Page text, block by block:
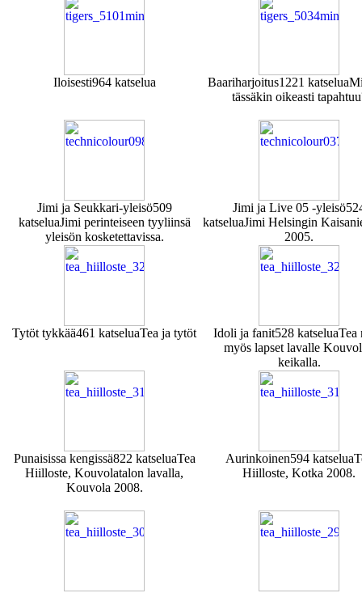
Iloisesti964 katselua Baariharjoitus1221 katselua
tässäkin oikeasti
Jimi ja Seukkari-yleisö509
katseluaJimi perinteiseen tyyliinsä
yleisön kosketettavissa.
Jimi ja Live 05 -yleisö
katseluaJimi Helsingin
2005.
Tytöt tykkää461 katseluaTea ja tytöt Idoli ja fanit528 katseluaTea
myös lapset lavalle
keikalla.
Punaisissa kengissä822 katseluaTea
Hiilloste, Kouvolatalon lavalla,
Kouvola 2008.
Aurinkoinen594 katselua
Hiilloste, Kotka 2008.